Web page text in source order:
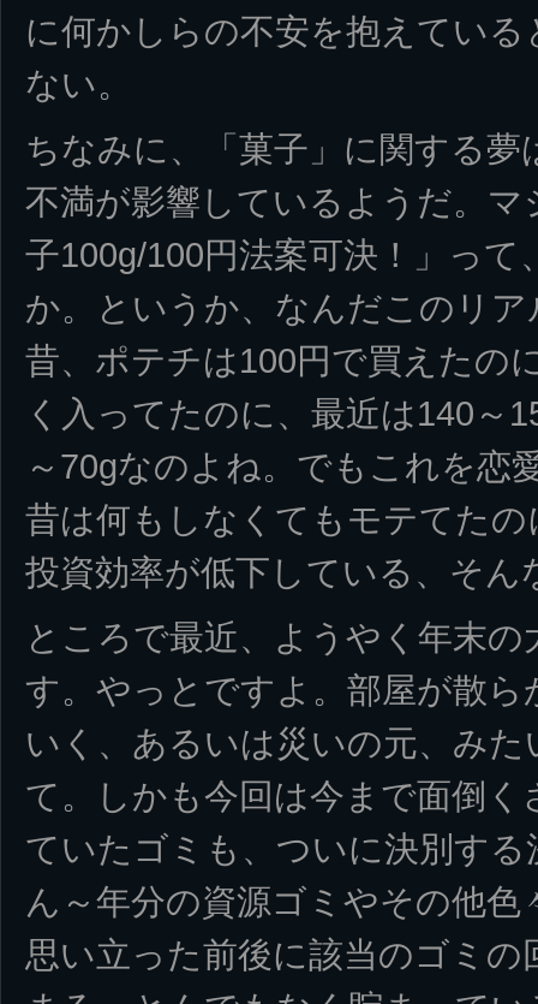
に何かしらの不安を抱えてい
ない。
ちなみに、「菓子」に関する
不満が影響しているようだ。
子100g/100円法案可決！」っ
か。というか、なんだこのリ
昔、ポテチは100円で買えたの
く入ってたのに、最近は140～
～70gなのよね。でもこれを恋
昔は何もしなくてもモテてた
投資効率が低下している、そん
ところで最近、ようやく年末
す。やっとですよ。部屋が散
いく、あるいは災いの元、み
て。しかも今回は今まで面倒
ていたゴミも、ついに決別す
ん～年分の資源ゴミやその他
思い立った前後に該当のゴミ